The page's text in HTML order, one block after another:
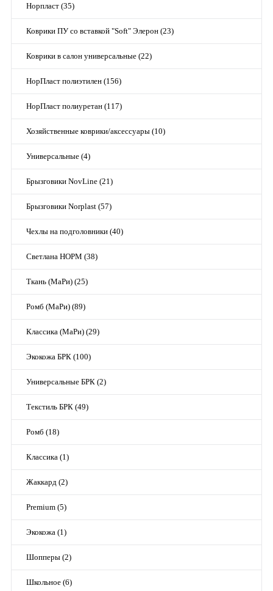
Норпласт (35)
Коврики ПУ со вставкой "Soft" Элерон (23)
Коврики в салон универсальные (22)
НорПласт полиэтилен (156)
НорПласт полиуретан (117)
Хозяйственные коврики/аксессуары (10)
Универсальные (4)
Брызговики NovLine (21)
Брызговики Norplast (57)
Чехлы на подголовники (40)
Светлана НОРМ (38)
Ткань (МаРи) (25)
Ромб (МаРи) (89)
Классика (МаРи) (29)
Экокожа БРК (100)
Универсальные БРК (2)
Текстиль БРК (49)
Ромб (18)
Классика (1)
Жаккард (2)
Premium (5)
Экокожа (1)
Шопперы (2)
Школьное (6)